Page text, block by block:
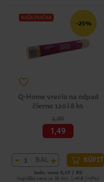
NAŠA ZNAČKA
-25%
Q-Home vrecia na odpad
čierne 120 l 8 ks
1,99
1,49
- BAL + KÚPIŤ
Jedn. cena 0,19 / KS
Najnižšia cena za 30 dní: 1,49 € (+0%)